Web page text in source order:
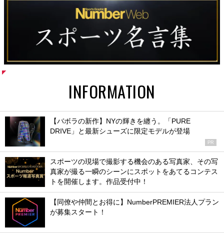
INFORMATION
【バボラの新作】NYの輝きを纏う。「PURE
DRIVE」と最新シューズに限定モデルが登場
PR
スポーツの現場で撮影する機会のある写真家、その写
真家が撮る一瞬のシーンにスポットをあてるコンテス
トを開催します。作品受付中！
【同僚や仲間とお得に】NumberPREMIER法人プラン
が募集スタート！